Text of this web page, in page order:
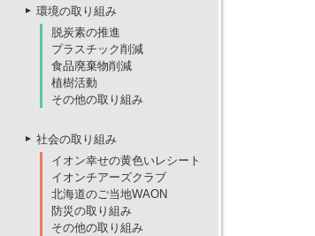
環境の取り組み
脱炭素の推進
プラスチック削減
食品廃棄物削減
植樹活動
その他の取り組み
社会の取り組み
イオン幸せの黄色いレシート
イオンチアーズクラブ
北海道のご当地WAON
防災の取り組み
その他の取り組み